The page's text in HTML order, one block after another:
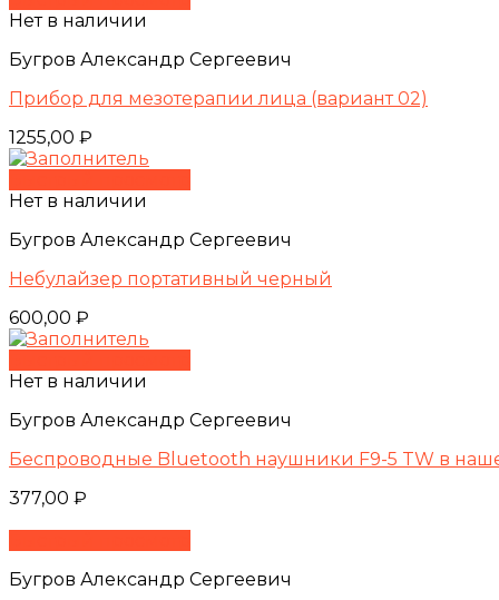
Нет в наличии
Бугров Александр Сергеевич
Прибор для мезотерапии лица (вариант 02)
1255,00 ₽
Нет в наличии
Бугров Александр Сергеевич
Небулайзер портативный черный
600,00 ₽
Нет в наличии
Бугров Александр Сергеевич
Беспроводные Bluetooth наушники F9-5 TW в
377,00 ₽
Бугров Александр Сергеевич